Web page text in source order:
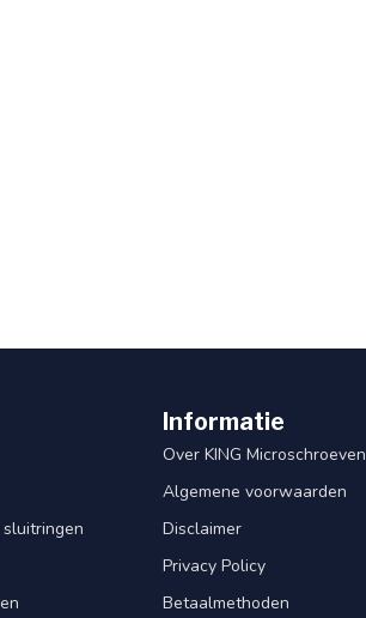
Informatie
Over KING Microschroeven
Algemene voorwaarden
Disclaimer
Privacy Policy
Betaalmethoden